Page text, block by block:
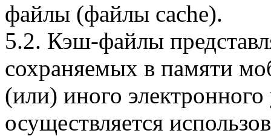
файлы (файлы cache).
5.2. Кэш-файлы
сохраняемых в памяти
(или) иного электронного
осуществляется